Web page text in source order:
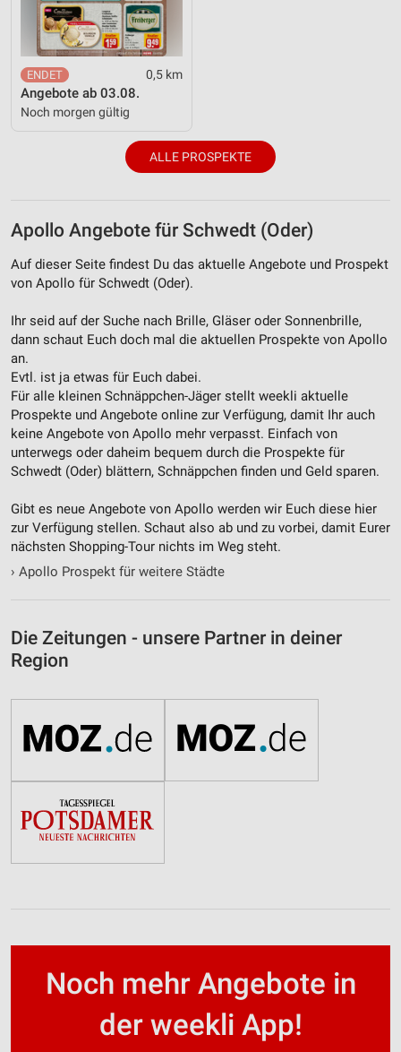
0,5 km
Angebote ab 03.08.
Noch morgen gültig
ALLE PROSPEKTE
Apollo Angebote für Schwedt (Oder)
Auf dieser Seite findest Du das aktuelle Angebote und Prospekt
von Apollo für Schwedt (Oder).
Ihr seid auf der Suche nach Brille, Gläser oder Sonnenbrille,
dann schaut Euch doch mal die aktuellen Prospekte von Apollo
an.
Evtl. ist ja etwas für Euch dabei.
Für alle kleinen Schnäppchen-Jäger stellt weekli aktuelle
Prospekte und Angebote online zur Verfügung, damit Ihr auch
keine Angebote von Apollo mehr verpasst. Einfach von
unterwegs oder daheim bequem durch die Prospekte für
Schwedt (Oder) blättern, Schnäppchen finden und Geld sparen.
Gibt es neue Angebote von Apollo werden wir Euch diese hier
zur Verfügung stellen. Schaut also ab und zu vorbei, damit Eurer
nächsten Shopping-Tour nichts im Weg steht.
› Apollo Prospekt für weitere Städte
Die Zeitungen - unsere Partner in deiner
Region
Noch mehr Angebote in
der weekli App!